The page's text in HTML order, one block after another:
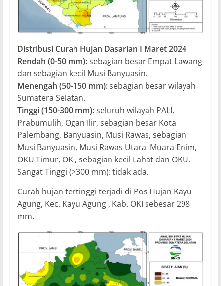
Distribusi Curah Hujan Dasarian I Maret 2024
Rendah (0-50 mm):sebagian besar Empat Lawang
dan sebagian kecil Musi Banyuasin.
Menengah (50-150 mm):sebagian besar wilayah
Sumatera Selatan.
Tinggi (150-300 mm):seluruh wilayah PALI,
Prabumulih, Ogan Ilir, sebagian besar Kota
Palembang, Banyuasin, Musi Rawas, sebagian
Musi Banyuasin, Musi Rawas Utara, Muara Enim,
OKU Timur, OKI, sebagian kecil Lahat dan OKU.
Sangat Tinggi (>300 mm): tidak ada.
Curah hujan tertinggi terjadi di Pos Hujan Kayu
Agung, Kec. Kayu Agung , Kab. OKI sebesar 298
mm.